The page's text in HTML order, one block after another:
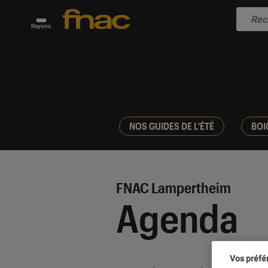
Rayons
NOS GUIDES DE L'ÉTÉ
FNAC Lampertheim
Agenda
Vos